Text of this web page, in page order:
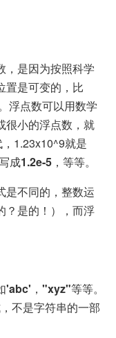
，是因为按照科学
置是可变的，比
浮点数可以用数学
很小的浮点数，就
1.23x10^9就是
成1.2e-5 ，等等。
是不同的，整数运
？是的！），而浮
'abc' ， "xyz"等等。
不是字符串的一部